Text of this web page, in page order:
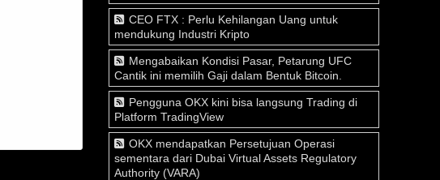
CEO FTX : Perlu Kehilangan Uang untuk
mendukung Industri Kripto
Mengabaikan Kondisi Pasar, Petarung UFC
Cantik ini memilih Gaji dalam Bentuk Bitcoin.
Pengguna OKX kini bisa langsung Trading di
Platform TradingView
OKX mendapatkan Persetujuan Operasi
sementara dari Dubai Virtual Assets Regulatory
Authority (VARA)